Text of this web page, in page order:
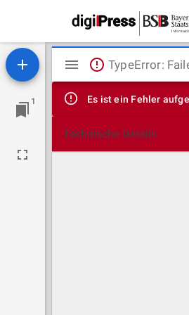
1
Mirador
Viewer
TypeError:
Es ist ein Fehler
Technische Details